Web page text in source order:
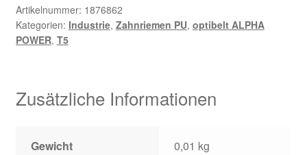
Zahlungsarten
AP
Menge
Artikelnummer: 1876862
Kategorien: Industrie, Zahnriemen PU, optibelt ALPHA
POWER, T5
Zusätzliche Informationen
Gewicht 0,01 kg